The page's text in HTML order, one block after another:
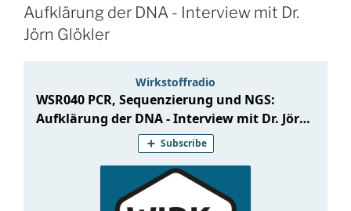
Aufklärung der DNA - Interview mit Dr.
Jörn Glökler